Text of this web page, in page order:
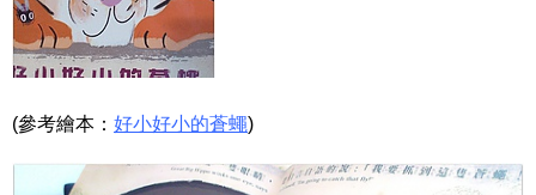
(參考繪本： 好小好小的蒼蠅)